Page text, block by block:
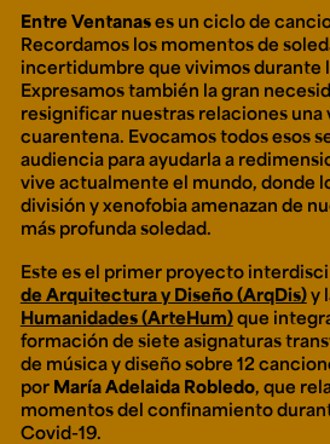
Configuración de cookies
Universidad de los Andes | Vigilada
Reconocimiento como universidad:
de mayo de 1964. Reconocimiento
Resolución 28 del 23 de febrero de
Acreditación institucional de alta
Resolución 000194 del 16 de enero
Ext.
Entre Ventanases un ciclo de
Recordamos los momentos de
incertidumbre que vivimos durante
Expresamos también la gran
resignificar nuestras relaciones una
cuarentena. Evocamos todos esos
audiencia para ayudarla a
vive actualmente el mundo, donde
división y xenofobia amenazan de
más profunda soledad.
Este es el primer proyecto
de Arquitectura y Diseño (ArqDis)y
Humanidades (ArteHum)que
formación de siete asignaturas
de música y diseño sobre 12
por María Adelaida Robledo, que
momentos del confinamiento
Covid-19.